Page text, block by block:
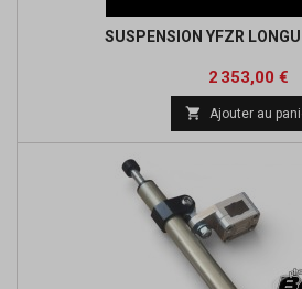
SUSPENSION YFZR
Prix
2 353,00 €
 Ajouter au